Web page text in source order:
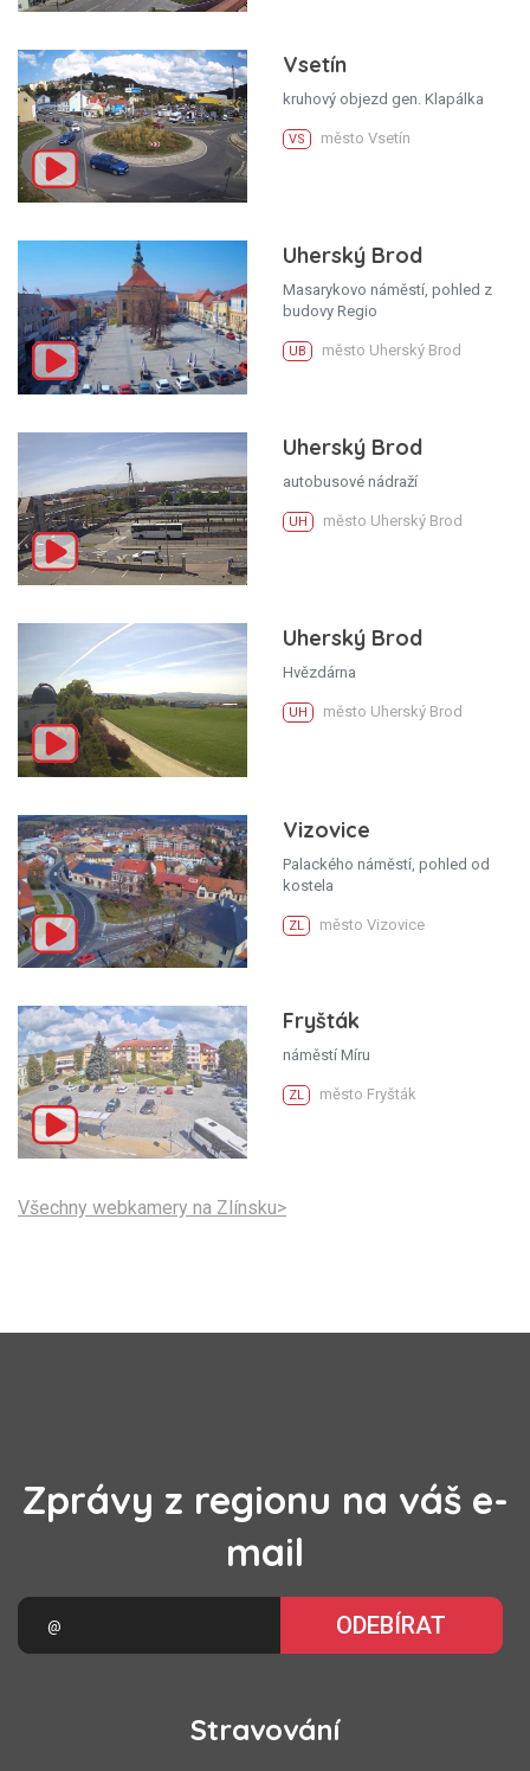
Vsetín
kruhový objezd gen. Klapálka
VS město Vsetín
Uherský Brod
Masarykovo náměstí, pohled z
budovy Regio
UB město Uherský Brod
Uherský Brod
autobusové nádraží
UH město Uherský Brod
Uherský Brod
Hvězdárna
UH město Uherský Brod
Vizovice
Palackého náměstí, pohled od
kostela
ZL město Vizovice
Fryšták
náměstí Míru
ZL město Fryšták
Všechny webkamery na Zlínsku>
Zprávy z regionu na váš e-
mail
ODEBÍRAT
Stravování